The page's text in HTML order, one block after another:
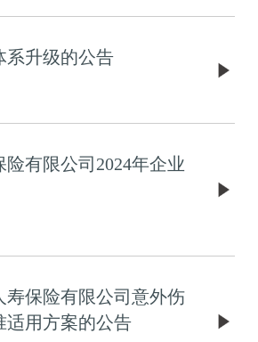
系升级的公告
有限公司2024年企业
寿保险有限公司意外伤
适用方案的公告